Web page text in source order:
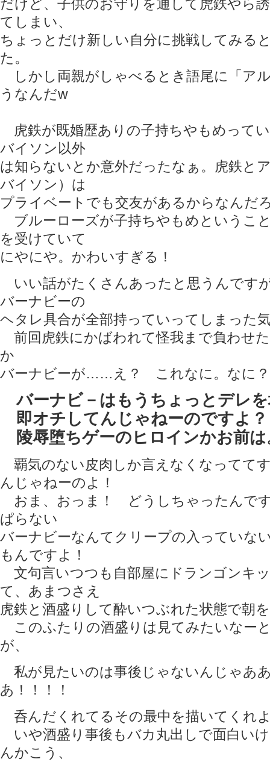
だけど、子供のお守りを通して虎鉄やら
てしまい、
ちょっとだけ新しい自分に挑戦してみる
た。
しかし両親がしゃべるとき語尾に「ア
うなんだw
虎鉄が既婚歴ありの子持ちやもめって
バイソン以外
は知らないとか意外だったなぁ。虎鉄と
バイソン）は
プライベートでも交友があるからなんだ
ブルーローズが子持ちやもめというこ
を受けていて
にやにや。かわいすぎる！
いい話がたくさんあったと思うんです
バーナビーの
ヘタレ具合が全部持っていってしまった
前回虎鉄にかばわれて怪我まで負わせ
か
バーナビーが……え？ これなに。なに？
バーナビ－はもうちょっとデレ
即オチしてんじゃねーのですよ？
陵辱堕ちゲーのヒロインかお前は
覇気のない皮肉しか言えなくなってて
んじゃねーのよ！
おま、おっま！ どうしちゃったんで
ぱらない
バーナビーなんてクリープの入っていな
もんですよ！
文句言いつつも自部屋にドランゴンキ
て、あまつさえ
虎鉄と酒盛りして酔いつぶれた状態で朝
このふたりの酒盛りは見てみたいなー
が、
私が見たいのは事後じゃないんじゃあ
あ！！！！
呑んだくれてるその最中を描いてくれ
いや酒盛り事後もバカ丸出しで面白い
んかこう、